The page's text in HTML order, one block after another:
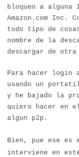
bloqueo a alguna
Amazon.com Inc.
todo tipo de
nombre de la
descargar de
Para hacer login
usando un
y he bajado la
quiero hacer en
algun p2p.
Bien, pue ese es
interviene en